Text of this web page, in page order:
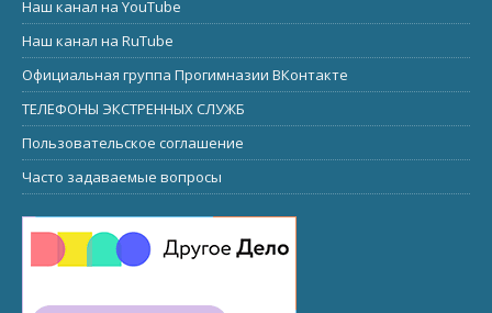
Наш канал на YouTube
Наш канал на RuTube
Официальная группа Прогимназии ВКонтакте
ТЕЛЕФОНЫ ЭКСТРЕННЫХ СЛУЖБ
Пользовательское соглашение
Часто задаваемые вопросы